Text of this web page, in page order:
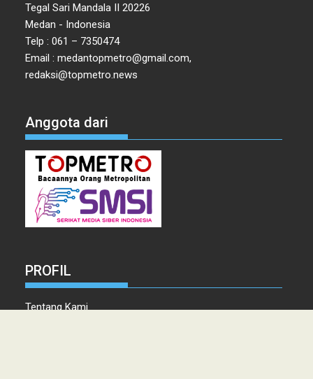
Tegal Sari Mandala II 20226
Medan - Indonesia
Telp : 061 – 7350474
Email : medantopmetro@gmail.com,
redaksi@topmetro.news
Anggota dari
PROFIL
Tentang Kami